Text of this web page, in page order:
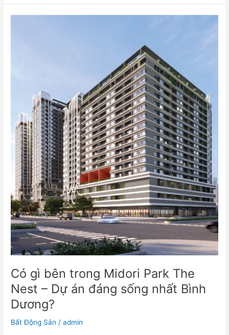
Có gì bên trong Midori Park The
Nest – Dự án đáng sống nhất Bình
Dương?
Bất Động Sản /admin
Dự
án
đáng
sống
nhất
Bình
Dương?